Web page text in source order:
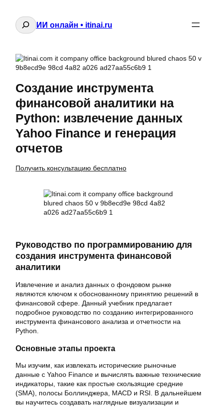
Поиск
ИИ онлайн • itinai.ru
Создание инструмента
финансовой аналитики на
Python: извлечение данных
Yahoo Finance и генерация
отчетов
Получить консультацию бесплатно
Руководство по программированию для
создания инструмента финансовой
аналитики
Извлечение и анализ данных о фондовом рынке
являются ключом к обоснованному принятию решений в
финансовой сфере. Данный учебник предлагает
подробное руководство по созданию интегрированного
инструмента финансового анализа и отчетности на
Python.
Основные этапы проекта
Мы изучим, как извлекать исторические рыночные
данные с Yahoo Finance и вычислять важные технические
индикаторы, такие как простые скользящие средние
(SMA), полосы Боллинджера, MACD и RSI. В дальнейшем
вы научитесь создавать наглядные визуализации и